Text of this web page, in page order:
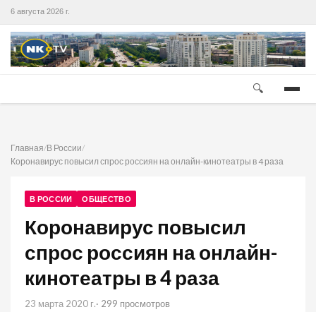
6 августа 2026 г.
🔍
Главная/В России/
Коронавирус повысил спрос россиян на онлайн-кинотеатры в 4 раза
В РОССИИ ОБЩЕСТВО
Коронавирус повысил
спрос россиян на онлайн-
кинотеатры в 4 раза
23 марта 2020 г.· 299 просмотров